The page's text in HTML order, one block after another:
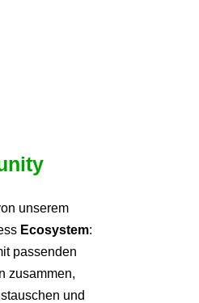
unserem
Ecosystem:
passenden
zusammen,
und